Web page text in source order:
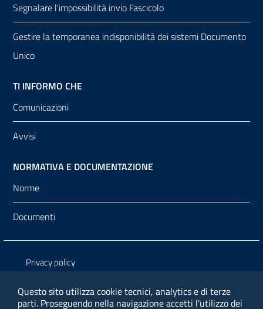
Questo sito utilizza cookie tecnici, analytics e di terze
parti. Proseguendo nella navigazione accetti l'utilizzo dei
Segnalare l'impossibilità invio Fascicolo
Gestire la temporanea indisponibilità dei sistemi Documento
Unico
TI INFORMO CHE
Comunicazioni
Avvisi
NORMATIVA E DOCUMENTAZIONE
Norme
Documenti
Privacy policy
Note legali